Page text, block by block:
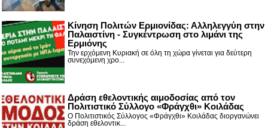
Κίνηση Πολιτών Ερμιονίδας: Αλληλεγγύη στην
Παλαιστίνη - Συγκέντρωση στο λιμάνι της
Ερμιόνης
Την ερχόμενη Κυριακή σε όλη τη χώρα γίνεται για δεύτερη
συνεχόμενη χρο...
Δράση εθελοντικής αιμοδοσίας από τον
Πολιτιστικό Σύλλογο «Φράγχθι» Κοιλάδας
Ο Πολιτιστικός Σύλλογος «Φράγχθι» Κοιλάδας διοργανώνει
δράση εθελοντικ...